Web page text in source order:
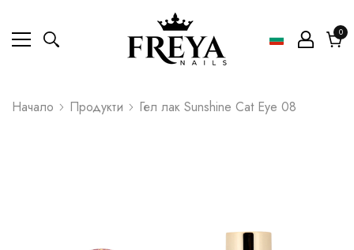
00
Начало Продукти Гел лак Sunshine Cat Eye 08